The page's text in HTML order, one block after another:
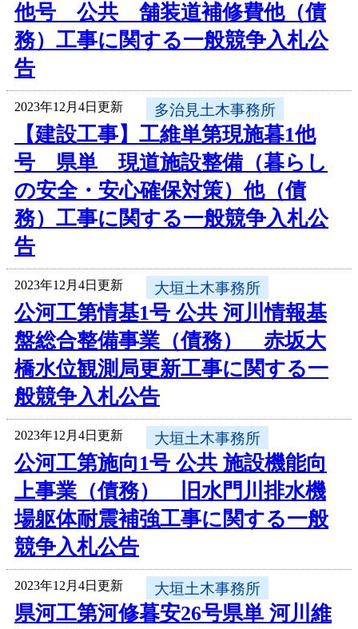
他号 公共 舗装道補修費他（債
務）工事に関する一般競争入札公
告
2023年12月4日更新 多治見土木事務所
【建設工事】工維単第現施暮1他
号 県単 現道施設整備（暮らし
の安全・安心確保対策）他（債
務）工事に関する一般競争入札公
告
2023年12月4日更新 大垣土木事務所
公河工第情基1号 公共 河川情報基
盤総合整備事業（債務） 赤坂大
橋水位観測局更新工事に関する一
般競争入札公告
2023年12月4日更新 大垣土木事務所
公河工第施向1号 公共 施設機能向
上事業（債務） 旧水門川排水機
場躯体耐震補強工事に関する一般
競争入札公告
2023年12月4日更新 大垣土木事務所
県河工第河修暮安26号県単 河川維